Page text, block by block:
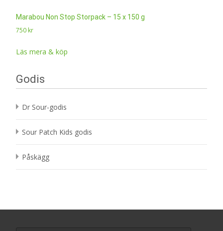
Marabou Non Stop Storpack – 15 x 150 g
750 kr
Läs mera & köp
Godis
Dr Sour-godis
Sour Patch Kids godis
Påskägg